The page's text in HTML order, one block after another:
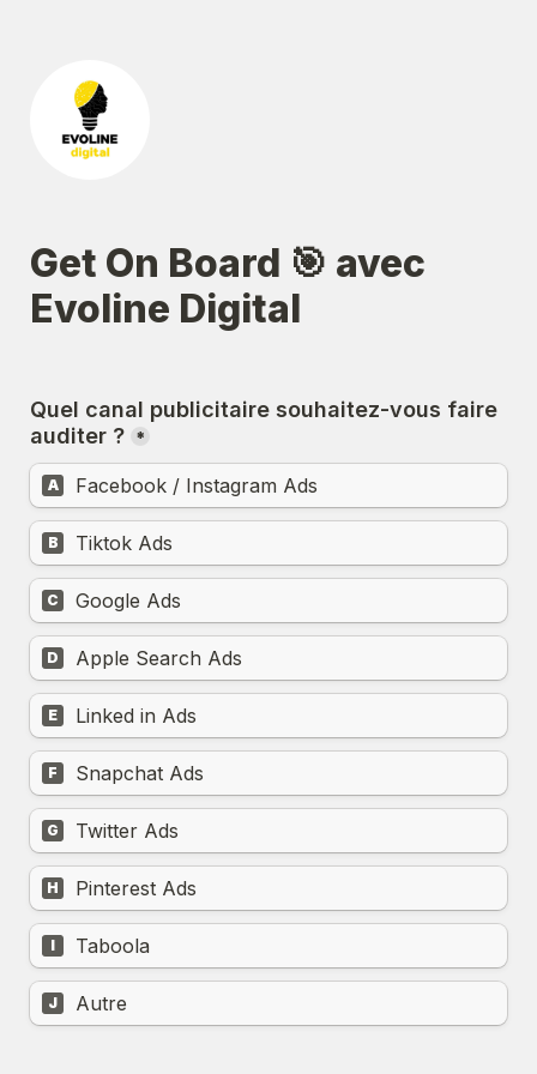
Get On Board 🎯 avec
Evoline Digital
Quel canal publicitaire souhaitez-vous faire
auditer ? *
A Facebook / Instagram Ads
B Tiktok Ads
C Google Ads
D Apple Search Ads
E Linked in Ads
F Snapchat Ads
G Twitter Ads
H Pinterest Ads
I Taboola
J Autre